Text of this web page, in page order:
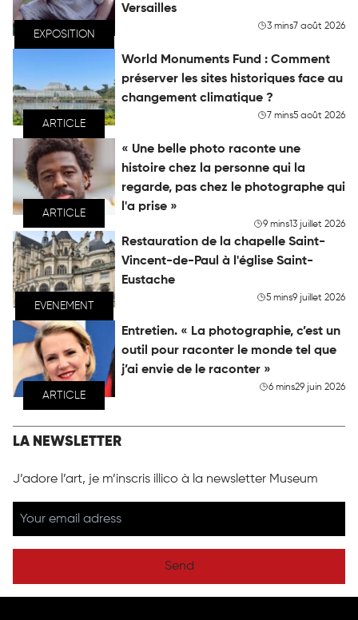
EXPOSITION
Versailles
3 mins7 août 2026
ARTICLE
World Monuments Fund : Comment
préserver les sites historiques face au
changement climatique ?
7 mins5 août 2026
ARTICLE
« Une belle photo raconte une
histoire chez la personne qui la
regarde, pas chez le photographe qui
l'a prise »
9 mins13 juillet 2026
EVENEMENT
Restauration de la chapelle Saint-
Vincent-de-Paul à l'église Saint-
Eustache
5 mins9 juillet 2026
ARTICLE
Entretien. « La photographie, c’est un
outil pour raconter le monde tel que
j’ai envie de le raconter »
6 mins29 juin 2026
LA NEWSLETTER
J’adore l’art, je m’inscris illico à la newsletter Museum
Send